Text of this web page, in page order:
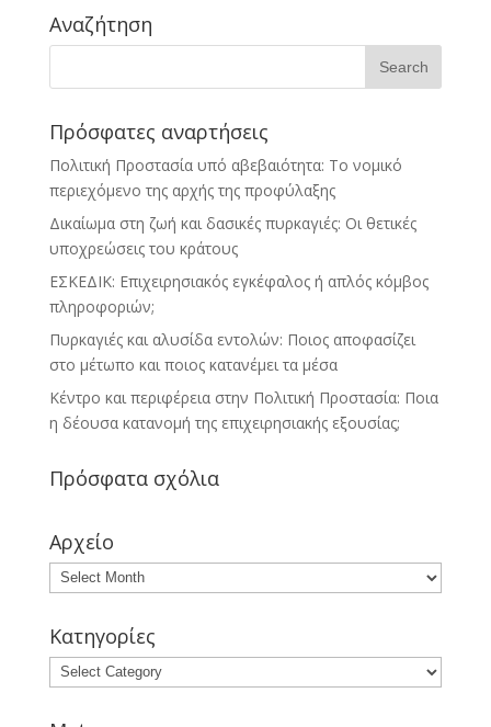
Αναζήτηση
Πρόσφατες αναρτήσεις
Πολιτική Προστασία υπό αβεβαιότητα: Το νομικό
περιεχόμενο της αρχής της προφύλαξης
Δικαίωμα στη ζωή και δασικές πυρκαγιές: Οι θετικές
υποχρεώσεις του κράτους
ΕΣΚΕΔΙΚ: Επιχειρησιακός εγκέφαλος ή απλός κόμβος
πληροφοριών;
Πυρκαγιές και αλυσίδα εντολών: Ποιος αποφασίζει
στο μέτωπο και ποιος κατανέμει τα μέσα
Κέντρο και περιφέρεια στην Πολιτική Προστασία: Ποια
η δέουσα κατανομή της επιχειρησιακής εξουσίας;
Πρόσφατα σχόλια
Αρχείο
Κατηγορίες